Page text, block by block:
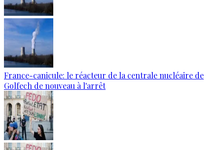
France-canicule: le réacteur de la centrale nucléaire de
Golfech de nouveau à l'arrêt